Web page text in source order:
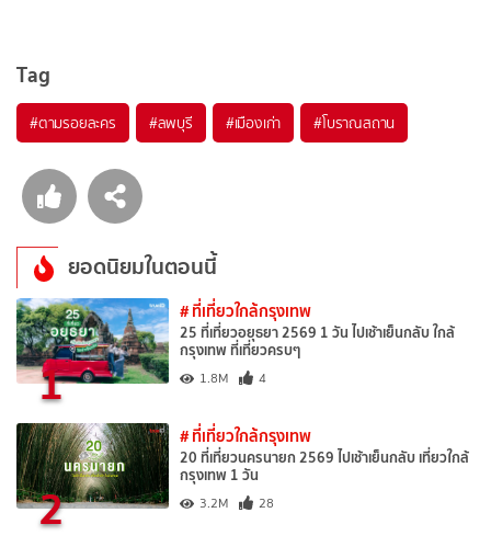
Tag
#ตามรอยละคร #ลพบุรี #เมืองเก่า #โบราณสถาน
ยอดนิยมในตอนนี้
1
# ที่เที่ยวใกล้กรุงเทพ
25 ที่เที่ยวอยุธยา 2569 1 วัน ไปเช้าเย็นกลับ ใกล้
กรุงเทพ ที่เที่ยวครบๆ
1.8M 4
2
# ที่เที่ยวใกล้กรุงเทพ
20 ที่เที่ยวนครนายก 2569 ไปเช้าเย็นกลับ เที่ยวใกล้
กรุงเทพ 1 วัน
3.2M 28